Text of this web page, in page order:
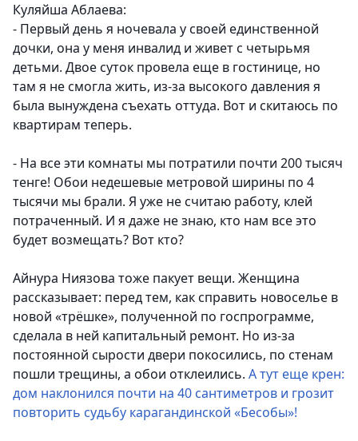
Куляйша Аблаева:
- Первый день я ночевала у своей единственной
дочки, она у меня инвалид и живет с четырьмя
детьми. Двое суток провела еще в гостинице, но
там я не смогла жить, из-за высокого давления я
была вынуждена съехать оттуда. Вот и скитаюсь по
квартирам теперь.
- На все эти комнаты мы потратили почти 200 тысяч
тенге! Обои недешевые метровой ширины по 4
тысячи мы брали. Я уже не считаю работу, клей
потраченный. И я даже не знаю, кто нам все это
будет возмещать? Вот кто?
Айнура Ниязова тоже пакует вещи. Женщина
рассказывает: перед тем, как справить новоселье в
новой «трёшке», полученной по госпрограмме,
сделала в ней капитальный ремонт. Но из-за
постоянной сырости двери покосились, по стенам
пошли трещины, а обои отклеились. А тут еще крен:
дом наклонился почти на 40 сантиметров и грозит
повторить судьбу карагандинской «Бесобы»!